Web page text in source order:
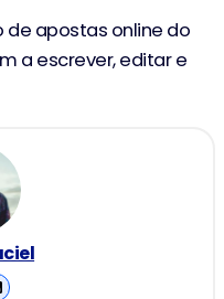
apostas online do
a escrever, editar e